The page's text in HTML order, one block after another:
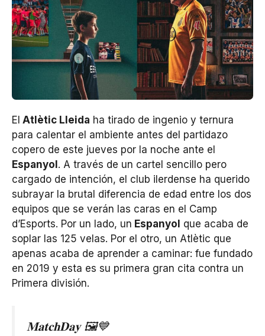
El Atlètic Lleida ha tirado de ingenio y ternura
para calentar el ambiente antes del partidazo
copero de este jueves por la noche ante el
Espanyol. A través de un cartel sencillo pero
cargado de intención, el club ilerdense ha querido
subrayar la brutal diferencia de edad entre los dos
equipos que se verán las caras en el Camp
d’Esports. Por un lado, un Espanyol que acaba de
soplar las 125 velas. Por el otro, un Atlètic que
apenas acaba de aprender a caminar: fue fundado
en 2019 y esta es su primera gran cita contra un
Primera división.
𝐌𝐚𝐭𝐜𝐡𝐃𝐚𝐲 🖼️💙